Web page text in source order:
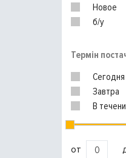
Новое
б/у
Термін
Сегодня
Завтра
В
от